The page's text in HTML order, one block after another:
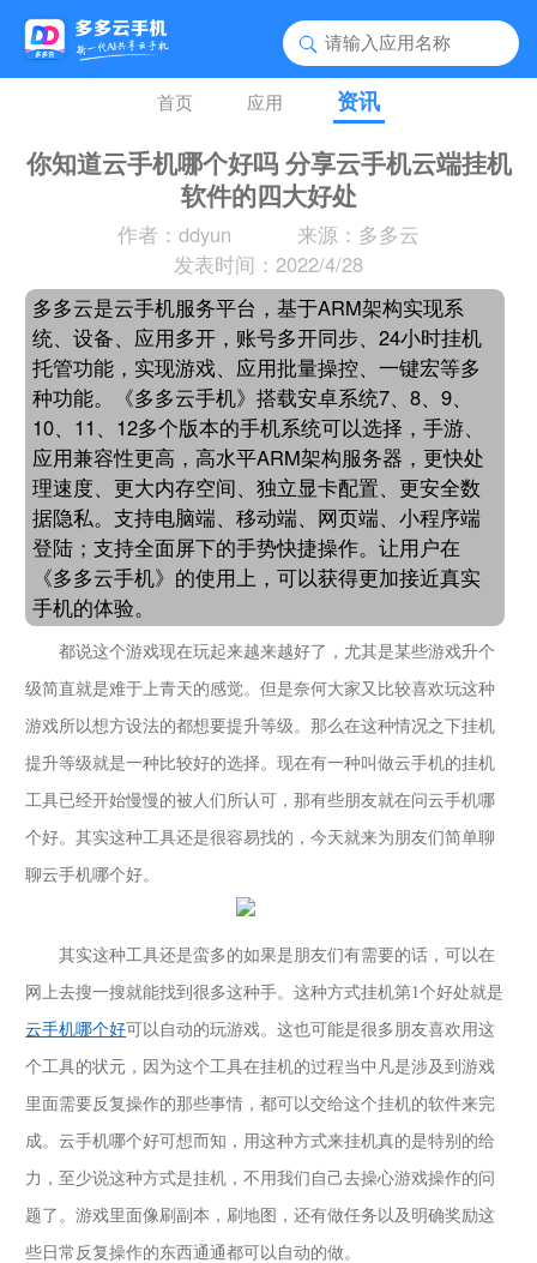
首页 应用 资讯
你知道云手机哪个好吗 分享云手机云端挂机
软件的四大好处
作者：ddyun
来源：多多云
发表时间：2022/4/28
多多云是云手机服务平台，基于ARM架构实现系
统、设备、应用多开，账号多开同步、24小时挂机
托管功能，实现游戏、应用批量操控、一键宏等多
种功能。《多多云手机》搭载安卓系统7、8、9、
10、11、12多个版本的手机系统可以选择，手游、
应用兼容性更高，高水平ARM架构服务器，更快处
理速度、更大内存空间、独立显卡配置、更安全数
据隐私。支持电脑端、移动端、网页端、小程序端
登陆；支持全面屏下的手势快捷操作。让用户在
《多多云手机》的使用上，可以获得更加接近真实
手机的体验。
都说这个游戏现在玩起来越来越好了，尤其是某些游戏升个
级简直就是难于上青天的感觉。但是奈何大家又比较喜欢玩这种
游戏所以想方设法的都想要提升等级。那么在这种情况之下挂机
提升等级就是一种比较好的选择。现在有一种叫做云手机的挂机
工具已经开始慢慢的被人们所认可，那有些朋友就在问云手机哪
个好。其实这种工具还是很容易找的，今天就来为朋友们简单聊
聊云手机哪个好。
其实这种工具还是蛮多的如果是朋友们有需要的话，可以在
网上去搜一搜就能找到很多这种手。这种方式挂机第1个好处就是
云手机哪个好可以自动的玩游戏。这也可能是很多朋友喜欢用这
个工具的状元，因为这个工具在挂机的过程当中凡是涉及到游戏
里面需要反复操作的那些事情，都可以交给这个挂机的软件来完
成。云手机哪个好可想而知，用这种方式来挂机真的是特别的给
力，至少说这种方式是挂机，不用我们自己去操心游戏操作的问
题了。游戏里面像刷副本，刷地图，还有做任务以及明确奖励这
些日常反复操作的东西通通都可以自动的做。